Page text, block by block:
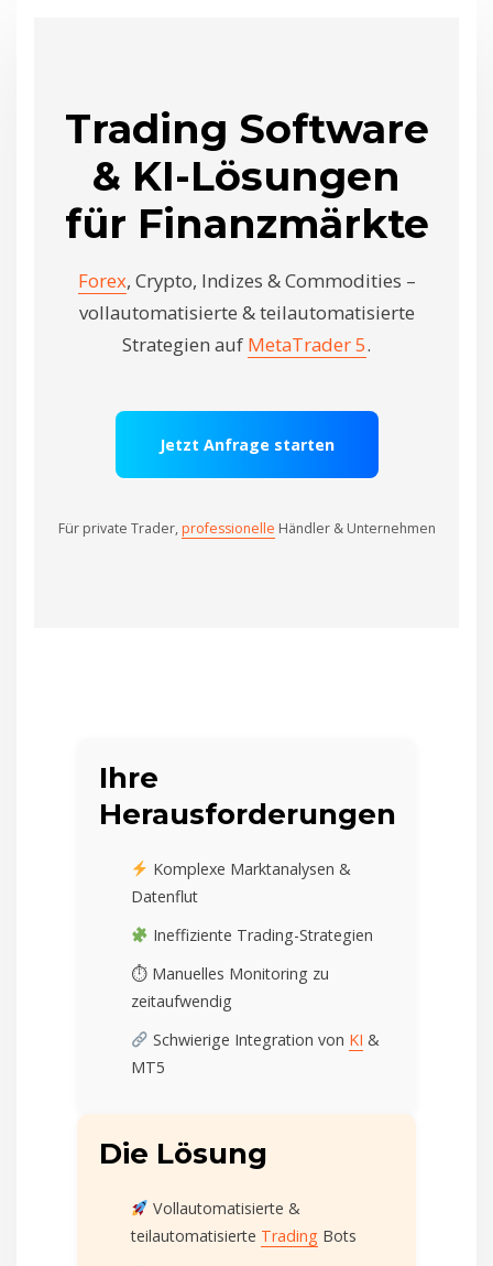
Trading Software
& KI-Lösungen
für Finanzmärkte
Forex, Crypto, Indizes & Commodities –
vollautomatisierte & teilautomatisierte
Strategien auf MetaTrader 5.
Jetzt Anfrage starten
Für private Trader,professionelle Händler & Unternehmen
Ihre
Herausforderungen
Komplexe Marktanalysen &
Datenflut
Ineffiziente Trading-Strategien
⏱ Manuelles Monitoring zu
zeitaufwendig
Schwierige Integration von KI &
MT5
Die Lösung
Vollautomatisierte &
teilautomatisierte Trading Bots